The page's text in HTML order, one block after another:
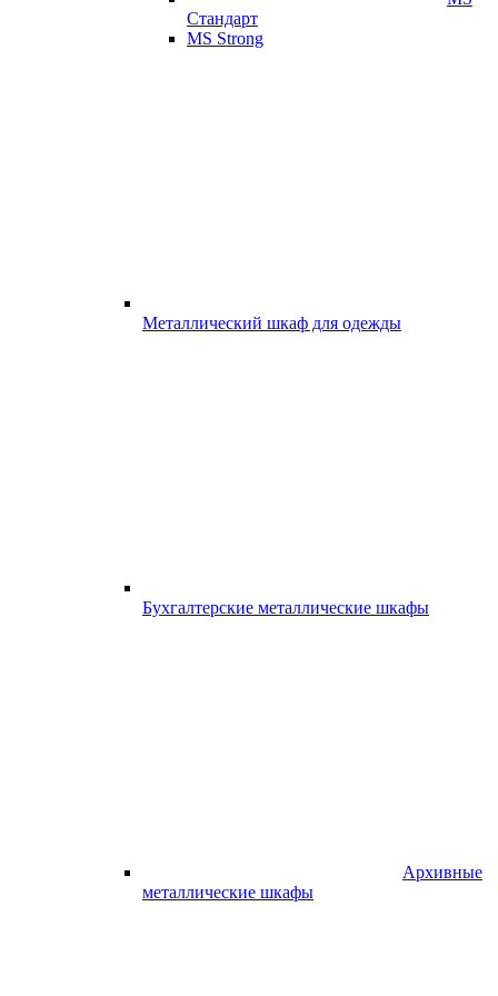
Стандарт
MS Strong
Металлический шкаф для одежды
Бухгалтерские металлические шкафы
Архивные
металлические шкафы